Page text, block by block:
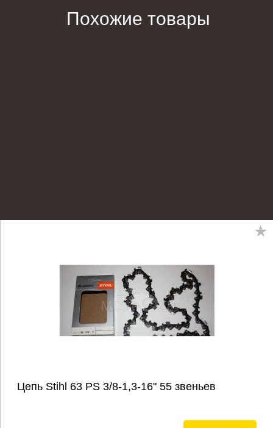
Похожие товары
Цепь Stihl 63 РS 3/8-1,3-16" 55 звеньев